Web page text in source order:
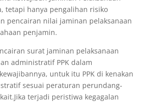
tetapi hanya pengalihan risiko
pencairan nilai jaminan pelaksanaan
penjamin.
surat jaminan pelaksanaan
administratif PPK dalam
untuk itu PPK di kenakan
sesuai peraturan perundang-
terjadi peristiwa kegagalan